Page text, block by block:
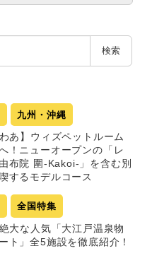
検索
九州・沖縄
あ】ウィズペットルーム
！ニューオープンの「レ
布院 圍-Kakoi-」を含む別
するモデルコース
全国特集
大な人気「大江戸温泉物
ト」全5施設を徹底紹介！